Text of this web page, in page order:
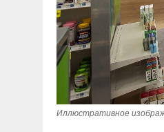
Иллюстративное